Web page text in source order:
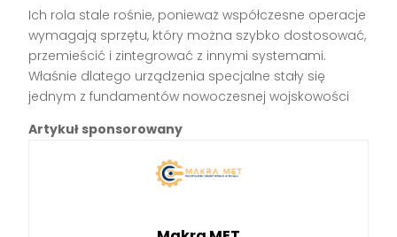
Ich rola stale rośnie, ponieważ współczesne operacje
wymagają sprzętu, który można szybko dostosować,
przemieścić i zintegrować z innymi systemami.
Właśnie dlatego urządzenia specjalne stały się
jednym z fundamentów nowoczesnej wojskowości
Artykuł sponsorowany